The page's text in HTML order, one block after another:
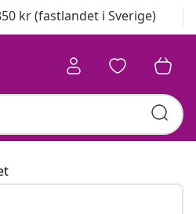
kr (fastlandet i Sverige)